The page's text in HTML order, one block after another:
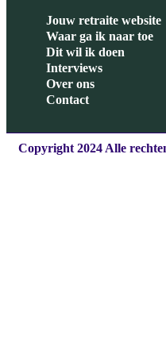
Jouw retraite website
Waar ga ik naar toe
Dit wil ik doen
Interviews
Over ons
Contact
Copyright 2024 Alle